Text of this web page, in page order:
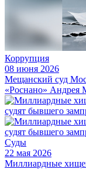
Коррупция
08 июня 2026
Мещанский суд
«Роснано» Андрея
Суды
22 мая 2026
Миллиардные